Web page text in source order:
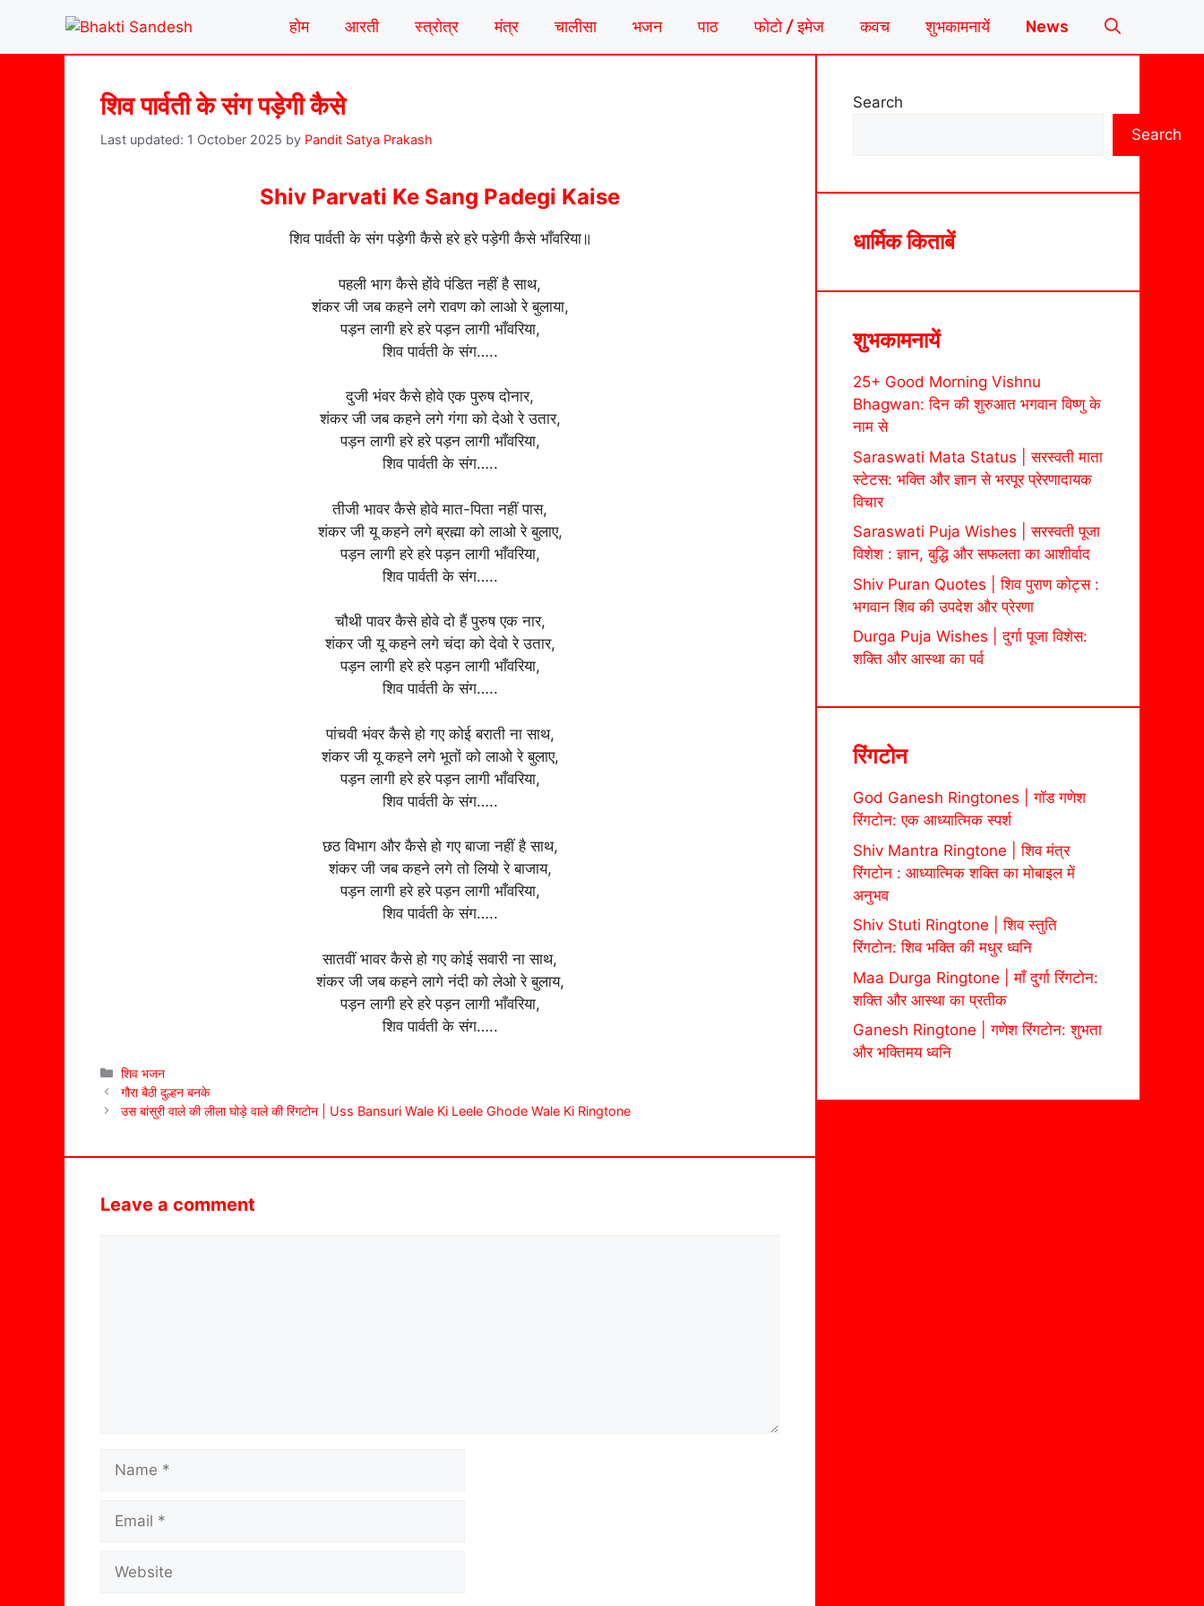
content
होम आरती स्त्रोत्र मंत्र चालीसा भजन पाठ फोटो / इमेज कवच शुभकामनायें News
शिव पार्वती के संग पड़ेगी कैसे
1 October 2025 by Pandit Satya Prakash
Shiv Parvati Ke Sang Padegi Kaise
शिव पार्वती के संग पड़ेगी कैसे हरे हरे पड़ेगी कैसे भाँवरिया॥
पहली भाग कैसे होंवे पंडित नहीं है साथ,
शंकर जी जब कहने लगे रावण को लाओ रे बुलाया,
पड़न लागी हरे हरे पड़न लागी भाँवरिया,
शिव पार्वती के संग…..
दुजी भंवर कैसे होवे एक पुरुष दोनार,
शंकर जी जब कहने लगे गंगा को देओ रे उतार,
पड़न लागी हरे हरे पड़न लागी भाँवरिया,
शिव पार्वती के संग…..
तीजी भावर कैसे होवे मात-पिता नहीं पास,
शंकर जी यू कहने लगे ब्रह्मा को लाओ रे बुलाए,
पड़न लागी हरे हरे पड़न लागी भाँवरिया,
शिव पार्वती के संग…..
चौथी पावर कैसे होवे ‌दो हैं पुरुष एक नार,
शंकर जी यू कहने लगे चंदा को देवो रे उतार,
पड़न लागी हरे हरे पड़न लागी भाँवरिया,
शिव पार्वती के संग…..
पांचवी भंवर कैसे हो गए कोई बराती ना साथ,
शंकर जी यू कहने लगे भूतों को लाओ रे बुलाए,
पड़न लागी हरे हरे पड़न लागी भाँवरिया,
शिव पार्वती के संग…..
छठ विभाग और कैसे हो गए बाजा नहीं है साथ,
शंकर जी जब कहने लगे तो लियो रे बाजाय,
पड़न लागी हरे हरे पड़न लागी भाँवरिया,
शिव पार्वती के संग…..
सातवीं भावर कैसे हो गए कोई सवारी ना साथ,
शंकर जी जब कहने लागे नंदी को लेओ रे बुलाय,
पड़न लागी हरे हरे पड़न लागी भाँवरिया,
शिव पार्वती के संग…..
Categories
शिव भजन
गौरा बैठी दुल्हन बनके
उस बांसुरी वाले की लीला घोड़े वाले की रिंगटोन | Uss Bansuri Wale Ki Leele Ghode Wale Ki Ringtone
Leave a comment
Search
Search
धार्मिक किताबें
शुभकामनायें
25+ Good Morning Vishnu
Bhagwan: दिन की शुरुआत भगवान विष्णु के
नाम से
Saraswati Mata Status | सरस्वती माता
स्टेटस: भक्ति और ज्ञान से भरपूर प्रेरणादायक
विचार
Saraswati Puja Wishes | सरस्वती पूजा
विशेश : ज्ञान, बुद्धि और सफलता का आशीर्वाद
Shiv Puran Quotes | शिव पुराण कोट्स :
भगवान शिव की उपदेश और प्रेरणा
Durga Puja Wishes | दुर्गा पूजा विशेस:
शक्ति और आस्था का पर्व
रिंगटोन
God Ganesh Ringtones | गॉड गणेश
रिंगटोन: एक आध्यात्मिक स्पर्श
Shiv Mantra Ringtone | शिव मंत्र
रिंगटोन : आध्यात्मिक शक्ति का मोबाइल में
अनुभव
Shiv Stuti Ringtone | शिव स्तुति
रिंगटोन: शिव भक्ति की मधुर ध्वनि
Maa Durga Ringtone | माँ दुर्गा रिंगटोन:
शक्ति और आस्था का प्रतीक
Ganesh Ringtone | गणेश रिंगटोन: शुभता
और भक्तिमय ध्वनि